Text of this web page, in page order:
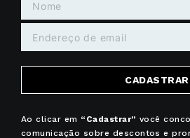
CADASTRAR
Ao clicar em “Cadastrar” você
comunicação sobre descontos e